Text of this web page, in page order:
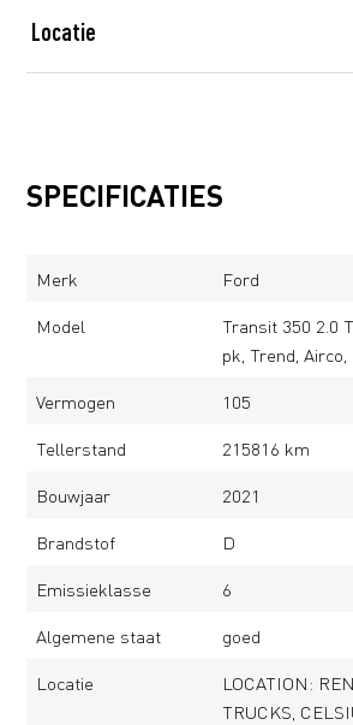
SPECIFICATIES
Merk
Ford
Model
Transit 350 2.0
pk, Trend, Airco,
Vermogen
105
Tellerstand
215816 km
Bouwjaar
2021
Brandstof
D
Emissieklasse
6
Algemene staat
goed
Locatie
LOCATION:
TRUCKS,
Locatie